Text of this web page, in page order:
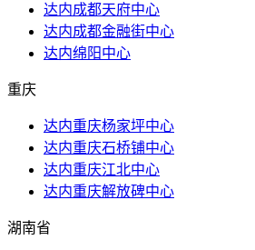
达内成都天府中心
达内成都金融街中心
达内绵阳中心
重庆
达内重庆杨家坪中心
达内重庆石桥铺中心
达内重庆江北中心
达内重庆解放碑中心
湖南省